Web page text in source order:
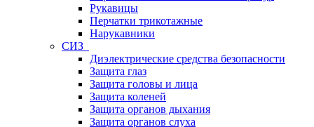
Рукавицы
Перчатки трикотажные
Нарукавники
СИЗ
Диэлектрические средства безопасности
Защита глаз
Защита головы и лица
Защита коленей
Защита органов дыхания
Защита органов слуха